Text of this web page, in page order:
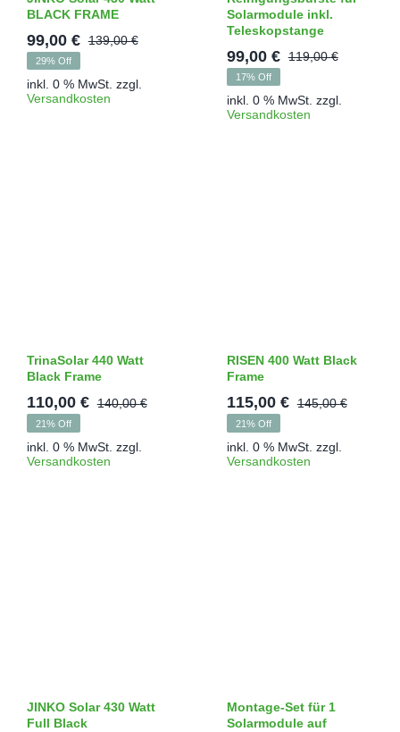
BLACK FRAME
139,00€
Ursprünglicher
war:
99,00 €
Aktueller
ist:
29% Off
inkl. 0 % MwSt. zzgl.
Versandkosten
Solarmodule inkl.
Teleskopstange
119,00€
war:
99,00 €
ist:
17% Off
inkl. 0 % MwSt. zzgl.
Versandkosten
TrinaSolar 440 Watt
Black Frame
140,00€
Ursprünglicher
110,00 €
Aktueller
21% Off
inkl. 0 % MwSt. zzgl.
Versandkosten
RISEN 400 Watt Black
Frame
145,00€
115,00 €
21% Off
inkl. 0 % MwSt. zzgl.
Versandkosten
JINKO Solar 430 Watt
Full Black
Montage-Set für 1
Solarmodule auf